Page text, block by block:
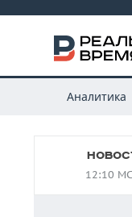
Аналитика
12:10